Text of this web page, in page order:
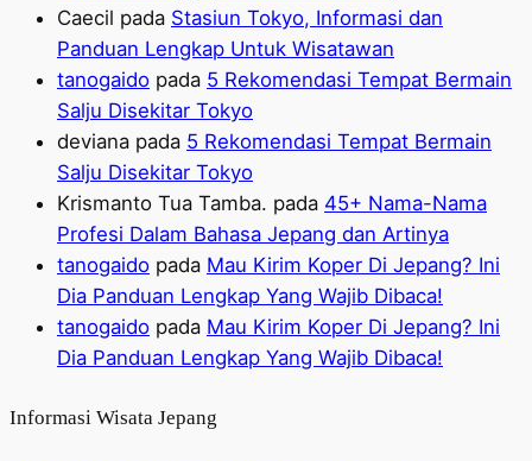
Caecil pada Stasiun Tokyo, Informasi dan
Panduan Lengkap Untuk Wisatawan
tanogaido pada 5 Rekomendasi Tempat Bermain
Salju Disekitar Tokyo
deviana pada 5 Rekomendasi Tempat Bermain
Salju Disekitar Tokyo
Krismanto Tua Tamba. pada 45+ Nama-Nama
Profesi Dalam Bahasa Jepang dan Artinya
tanogaido pada Mau Kirim Koper Di Jepang? Ini
Dia Panduan Lengkap Yang Wajib Dibaca!
tanogaido pada Mau Kirim Koper Di Jepang? Ini
Dia Panduan Lengkap Yang Wajib Dibaca!
Informasi Wisata Jepang